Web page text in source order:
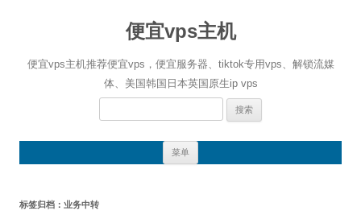
便宜vps主机
便宜vps主机推荐便宜vps，便宜服务器、tiktok专用vps、解锁流媒
体、美国韩国日本英国原生ip vps
搜
菜单
标签归档： 业务中转